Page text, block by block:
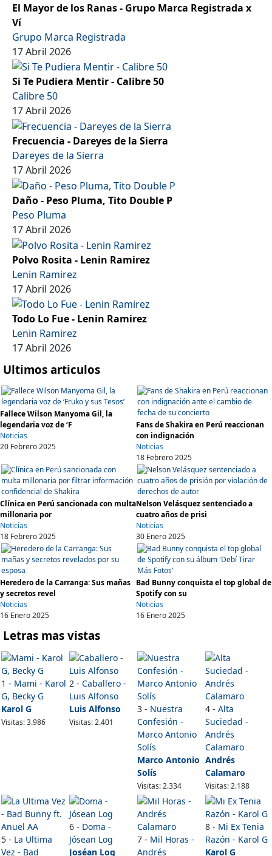
El Mayor de los Ranas - Grupo Marca Registrada x
Ví
Grupo Marca Registrada
17 Abril 2026
Si Te Pudiera Mentir - Calibre 50
Calibre 50
17 Abril 2026
Frecuencia - Dareyes de la Sierra
Dareyes de la Sierra
17 Abril 2026
Daño - Peso Pluma, Tito Double P
Peso Pluma
17 Abril 2026
Polvo Rosita - Lenin Ramirez
Lenin Ramirez
17 Abril 2026
Todo Lo Fue - Lenin Ramirez
Lenin Ramirez
17 Abril 2026
Ultimos articulos
Fallece Wilson Manyoma Gil, la
legendaria voz de ‘F
Noticias
20 Febrero 2025
Fans de Shakira en Perú reaccionan
con indignación
Noticias
18 Febrero 2025
Clínica en Perú sancionada con multa
millonaria por
Noticias
18 Febrero 2025
Nelson Velásquez sentenciado a
cuatro años de prisi
Noticias
30 Enero 2025
Heredero de la Carranga: Sus mañas
y secretos revel
Noticias
16 Enero 2025
Bad Bunny conquista el top global de
Spotify con su
Noticias
16 Enero 2025
Letras mas vistas
1 - Mami - Karol
G, Becky G
Karol G
Visitas: 3.986
2 -Caballero -
Luis Alfonso
Luis Alfonso
Visitas: 2.401
3 - Nuestra
Confesión -
Marco Antonio
Solís
Marco Antonio
Solís
Visitas: 2.334
4 -Alta
Suciedad -
Andrés
Calamaro
Andrés
Calamaro
Visitas: 2.188
5 - La Ultima
Vez - Bad
6 - Doma -
Jósean Log
Joséan Log
7 - Mil Horas -
Andrés
8 - Mi Ex Tenia
Razón - Karol G
Karol G